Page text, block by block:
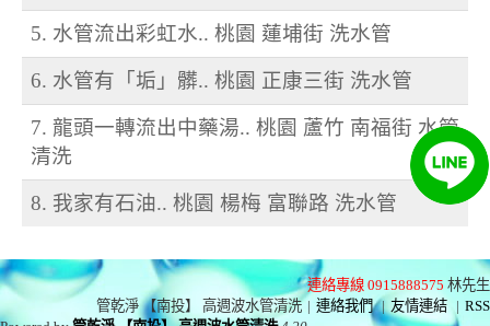
5. 水管流出彩虹水.. 桃園 蓮埔街 洗水管
6. 水管有「垢」髒.. 桃園 正康三街 洗水管
7. 龍頭一轉流出中藥湯.. 桃園 蘆竹 南福街 水管
清洗
8. 我家有石油.. 桃園 楊梅 富聯路 洗水管
連絡專線 0915888575 林先生
管乾淨 【南投】 高週波水管清洗 | 連絡我們 | 友情連結 | RSS